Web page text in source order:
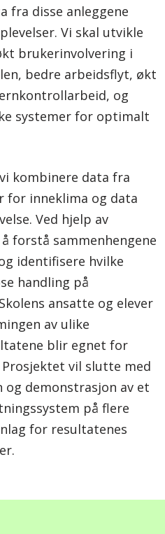
fra disse anleggene
Vi skal utvikle
brukerinvolvering i
bedre arbeidsflyt, økt
og
systemer for optimalt
kombinere data fra
for inneklima og data
Ved hjelp av
forstå sammenhengene
identifisere hvilke
handling på
ansatte og elever
av ulike
blir egnet for
vil slutte med
og demonstrasjon av et
på flere
for resultatenes